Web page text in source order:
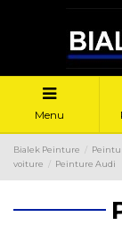
Menu
Bialek Peinture
voiture
Peinture Audi